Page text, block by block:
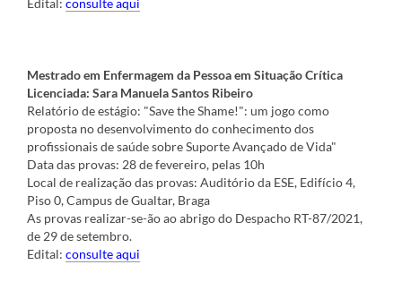
Mestrado em Enfermagem da Pessoa em Situação Crítica
Licenciada: Sara Manuela Santos Ribeiro
Relatório de estágio: "Save the Shame!": um jogo como
proposta no desenvolvimento do conhecimento dos
profissionais de saúde sobre Suporte Avançado de Vida"
Data das provas: 28 de fevereiro, pelas 10h
Local de realização das provas: Auditório da ESE, Edifício 4,
Piso 0, Campus de Gualtar, Braga
As provas realizar-se-ão ao abrigo do Despacho RT-87/2021,
de 29 de setembro.
Edital: consulte aqui